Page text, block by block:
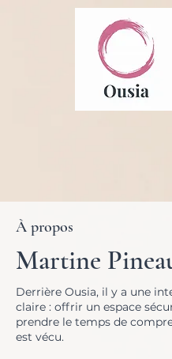
À propos
Martine
​Derrière Ousia, il y a une
claire : offrir un espace
prendre le temps de
est vécu.